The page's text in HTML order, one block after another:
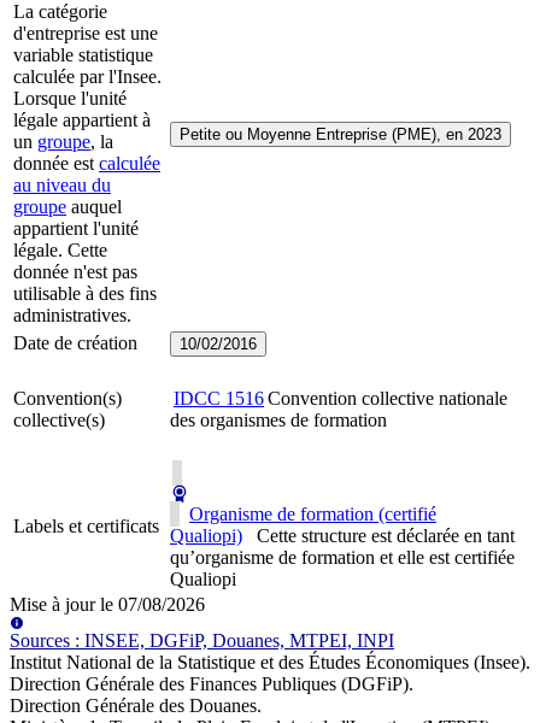
La catégorie
d'entreprise est une
variable statistique
calculée par l'Insee.
Lorsque l'unité
légale appartient à
un groupe, la
donnée est calculée
au niveau du
groupe auquel
appartient l'unité
légale. Cette
donnée n'est pas
utilisable à des fins
administratives.
Petite ou Moyenne Entreprise (PME), en 2023
Date de création 10/02/2016
Convention(s)
collective(s)
IDCC 1516Convention collective nationale
des organismes de formation
Labels et certificats
Organisme de formation (certifié
Qualiopi)
Cette structure est déclarée en tant
qu’organisme de formation et elle est certifiée
Qualiopi
Mise à jour le 07/08/2026
Sources : INSEE, DGFiP, Douanes, MTPEI, INPI
Institut National de la Statistique et des Études Économiques (Insee).
Direction Générale des Finances Publiques (DGFiP).
Direction Générale des Douanes.